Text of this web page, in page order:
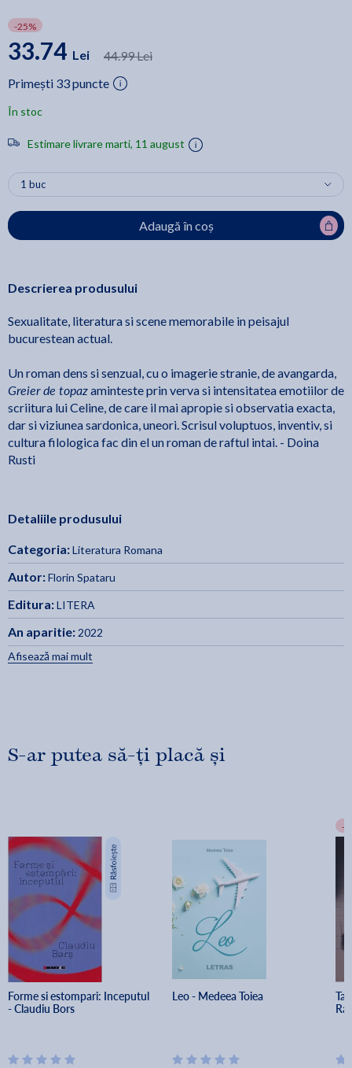
-25%
33.74 Lei
44.99 Lei
Primești 33 puncte
În stoc
Estimare livrare marti, 11 august
Adaugă în coș
Descrierea produsului
Sexualitate, literatura si scene memorabile in peisajul
bucurestean actual.
Un roman dens si senzual, cu o imagerie stranie, de avangarda,
Greier de topazaminteste prin verva si intensitatea emotiilor de
scriitura lui Celine, de care il mai apropie si observatia exacta,
dar si viziunea sardonica, uneori. Scrisul voluptuos, inventiv, si
cultura filologica fac din el un roman de raftul intai. - Doina
Rusti
Detaliile produsului
Categoria:Literatura Romana
Autor:Florin Spataru
Editura:LITERA
An aparitie: 2022
Afisează mai mult
S-ar putea să-ți placă și
Forme si estompari: Inceputul
- Claudiu Bors
Leo - Medeea Toiea
-